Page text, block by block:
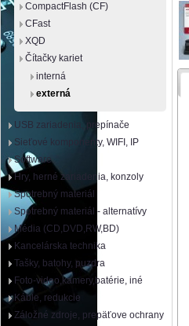
CompactFlash (CF)
CFast
XQD
Čítačky kariet
interná
externá
USB zariadenia, prepínače
Sieťové komponenty, WIFI, IP
Software
Hry, herné zariadenia, konzoly
Spotrebný materiál
Spotrebný materiál - alternatívy
Média (CD,DVD,RW,BD)
Kancelárska technika
Tašky, batohy, puzdra
Foto-video,kamery,batérie, iné
Káble, redukcie
Záložné zdroje, prepäťove ochrany